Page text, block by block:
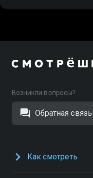
Возникли вопросы?
Обратная связь
Как смотреть